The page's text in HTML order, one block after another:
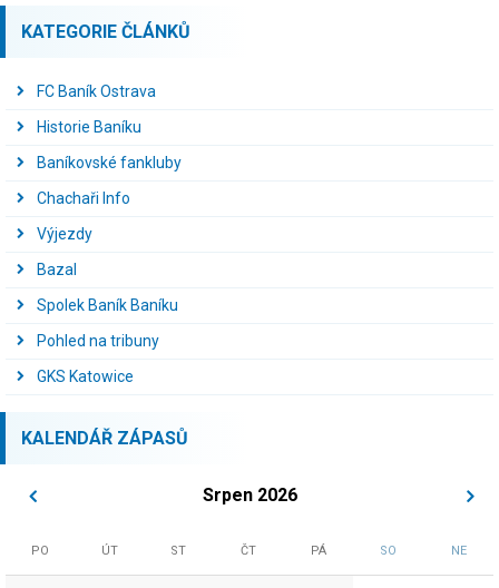
KATEGORIE ČLÁNKŮ
FC Baník Ostrava
Historie Baníku
Baníkovské fankluby
Chachaři Info
Výjezdy
Bazal
Spolek Baník Baníku
Pohled na tribuny
GKS Katowice
KALENDÁŘ ZÁPASŮ
Srpen 2026
PO ÚT ST ČT PÁ SO NE